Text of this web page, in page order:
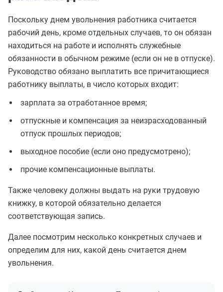
Поскольку днем увольнения работника считается
рабочий день, кроме отдельных случаев, то он обязан
находиться на работе и исполнять служебные
обязанности в обычном режиме (если он не в отпуске).
Руководство обязано выплатить все причитающиеся
работнику выплаты, в число которых входит:
зарплата за отработанное время;
отпускные и компенсация за неизрасходованный
отпуск прошлых периодов;
выходное пособие (если оно предусмотрено);
прочие компенсационные выплаты.
Также человеку должны выдать на руки трудовую
книжку, в которой обязательно делается
соответствующая запись.
Далее посмотрим несколько конкретных случаев и
определим для них, какой день считается днем
увольнения.